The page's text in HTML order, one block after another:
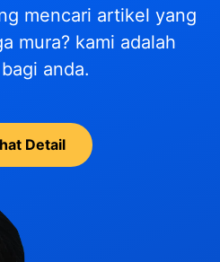
mencari artikel yang
mura? kami adalah
anda.
Detail